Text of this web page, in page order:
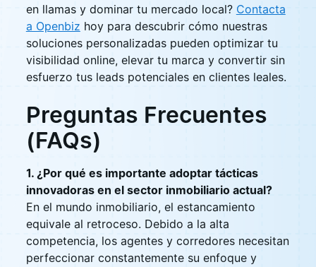
en llamas y dominar tu mercado local? Contacta
a Openbiz hoy para descubrir cómo nuestras
soluciones personalizadas pueden optimizar tu
visibilidad online, elevar tu marca y convertir sin
esfuerzo tus leads potenciales en clientes leales.
Preguntas Frecuentes
(FAQs)
1. ¿Por qué es importante adoptar tácticas
innovadoras en el sector inmobiliario actual?
En el mundo inmobiliario, el estancamiento
equivale al retroceso. Debido a la alta
competencia, los agentes y corredores necesitan
perfeccionar constantemente su enfoque y